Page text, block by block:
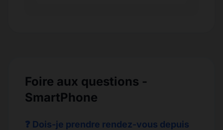
Foire aux questions -
SmartPhone
❓ Dois-je prendre rendez-vous depuis